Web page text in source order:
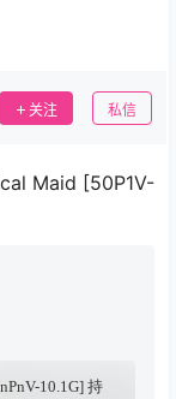
关注 私信
Maid [50P1V-
10.1G] 持